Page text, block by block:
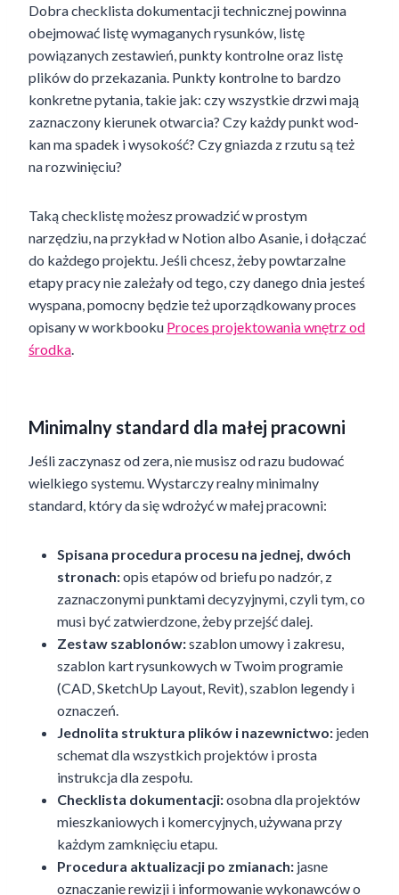
Dobra checklista dokumentacji technicznej powinna
obejmować listę wymaganych rysunków, listę
powiązanych zestawień, punkty kontrolne oraz listę
plików do przekazania. Punkty kontrolne to bardzo
konkretne pytania, takie jak: czy wszystkie drzwi mają
zaznaczony kierunek otwarcia? Czy każdy punkt wod-
kan ma spadek i wysokość? Czy gniazda z rzutu są też
na rozwinięciu?
Taką checklistę możesz prowadzić w prostym
narzędziu, na przykład w Notion albo Asanie, i dołączać
do każdego projektu. Jeśli chcesz, żeby powtarzalne
etapy pracy nie zależały od tego, czy danego dnia jesteś
wyspana, pomocny będzie też uporządkowany proces
opisany w workbooku Proces projektowania wnętrz od
środka
Minimalny standard dla małej pracowni
Jeśli zaczynasz od zera, nie musisz od razu budować
wielkiego systemu. Wystarczy realny minimalny
standard, który da się wdrożyć w małej pracowni:
Spisana procedura procesu na jednej, dwóch
stronach:opis etapów od briefu po nadzór, z
zaznaczonymi punktami decyzyjnymi, czyli tym, co
musi być zatwierdzone, żeby przejść dalej.
Zestaw szablonów:szablon umowy i zakresu,
szablon kart rysunkowych w Twoim programie
(CAD, SketchUp Layout, Revit), szablon legendy i
oznaczeń.
Jednolita struktura plików i nazewnictwo: jeden
schemat dla wszystkich projektów i prosta
instrukcja dla zespołu.
Checklista dokumentacji:osobna dla projektów
mieszkaniowych i komercyjnych, używana przy
każdym zamknięciu etapu.
Procedura aktualizacji po zmianach: jasne
oznaczanie rewizji i informowanie wykonawców o